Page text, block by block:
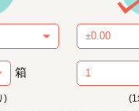
箱
) (1